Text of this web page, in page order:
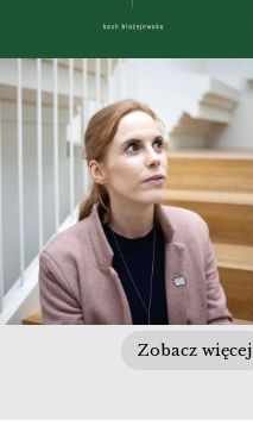
Zobacz więcej